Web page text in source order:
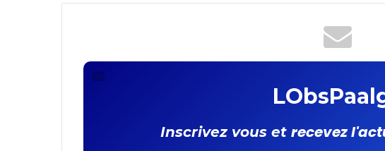
Inscrivez vous et recevez